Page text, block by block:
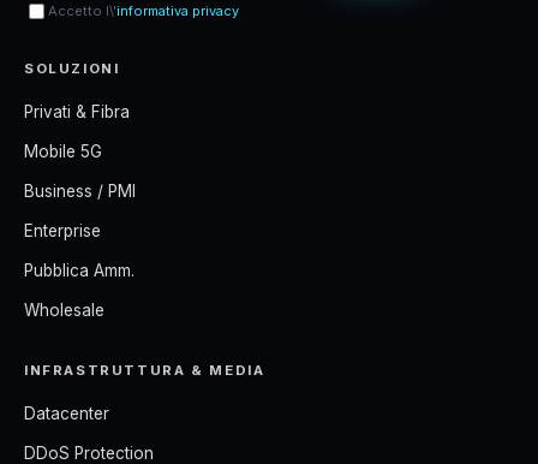
Accetto l\'informativa privacy
SOLUZIONI
Privati & Fibra
Mobile 5G
Business / PMI
Enterprise
Pubblica Amm.
Wholesale
INFRASTRUTTURA & MEDIA
Datacenter
DDoS Protection